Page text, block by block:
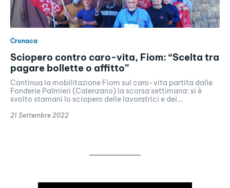
Cronaca
Sciopero contro caro-vita, Fiom: “Scelta tra
pagare bollette o affitto”
Continua la mobilitazione Fiom sul caro-vita partita dalle
Fonderie Palmieri (Calenzano) la scorsa settimana: si è
svolto stamani lo sciopero delle lavoratrici e dei...
21 Settembre 2022